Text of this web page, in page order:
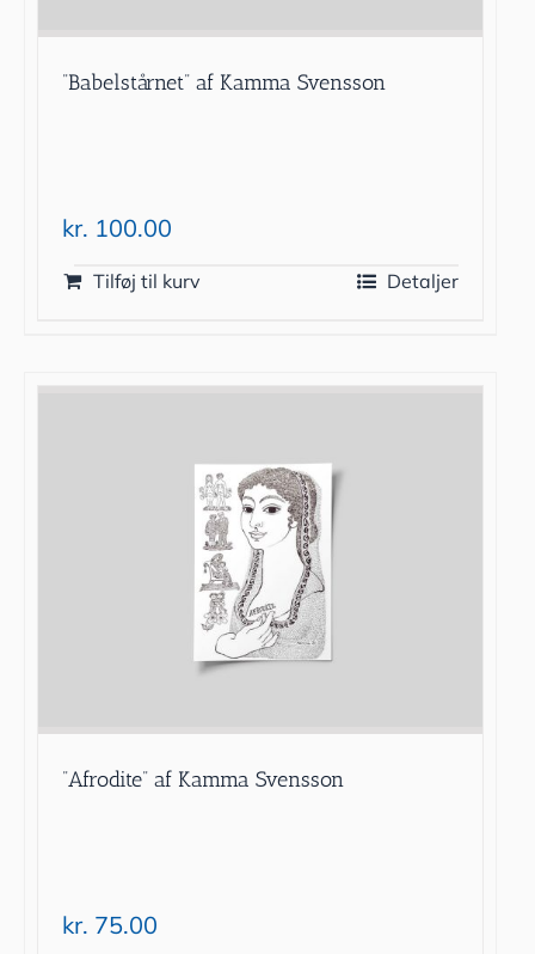
”Babelstårnet” af Kamma Svensson
kr. 100.00
Tilføj til kurv Detaljer
”Afrodite” af Kamma Svensson
kr. 75.00